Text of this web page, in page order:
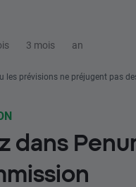
3 mois an
les prévisions ne préjugent pas
dans